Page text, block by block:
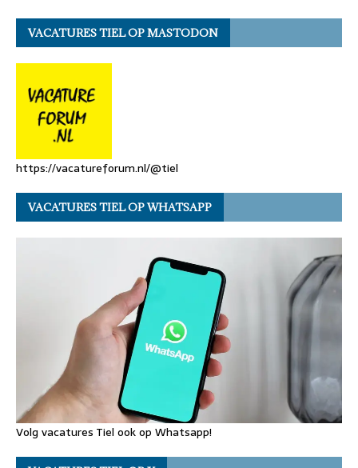
VACATURES TIEL OP MASTODON
https://vacatureforum.nl/@tiel
VACATURES TIEL OP WHATSAPP
Volg vacatures Tiel ook op Whatsapp!